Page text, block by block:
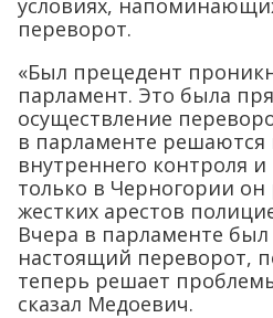
переворот.
«Был прецедент
парламент. Это была
осуществление
в парламенте решаются
внутреннего контроля
только в Черногории он
жестких арестов
Вчера в парламенте
настоящий переворот,
теперь решает
сказал Медоевич.